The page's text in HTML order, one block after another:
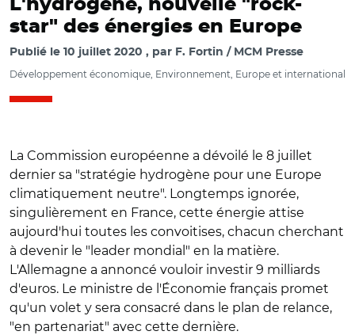
L'hydrogène, nouvelle "rock-
star" des énergies en Europe
Publié le 10 juillet 2020 par F. Fortin / MCM Presse
Développement économique, Environnement, Europe et international
La Commission européenne a dévoilé le 8 juillet
dernier sa "stratégie hydrogène pour une Europe
climatiquement neutre". Longtemps ignorée,
singulièrement en France, cette énergie attise
aujourd'hui toutes les convoitises, chacun cherchant
à devenir le "leader mondial" en la matière.
L'Allemagne a annoncé vouloir investir 9 milliards
d'euros. Le ministre de l'Économie français promet
qu'un volet y sera consacré dans le plan de relance,
"en partenariat" avec cette dernière.